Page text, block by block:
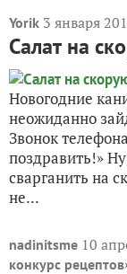
Yorik 3 января
Салат на
Новогодние
неожиданно
Звонок
поздравить!»
сварганить на
не...
nadinitsme 10
конкурс рецептов